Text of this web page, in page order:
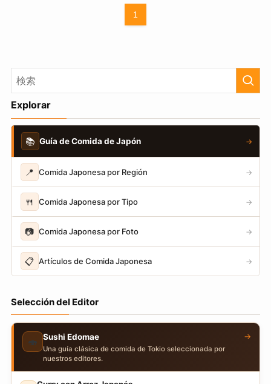
1
Explorar
📚 Guía de Comida de Japón →
📍 Comida Japonesa por Región →
🍴 Comida Japonesa por Tipo →
📷 Comida Japonesa por Foto →
📋 Artículos de Comida Japonesa →
Selección del Editor
🍣 Sushi Edomae
Una guía clásica de comida de Tokio seleccionada por
nuestros editores.
→